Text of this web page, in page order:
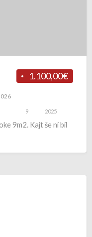
1.100,00€
9 2025
9m2. Kajt še ni bil